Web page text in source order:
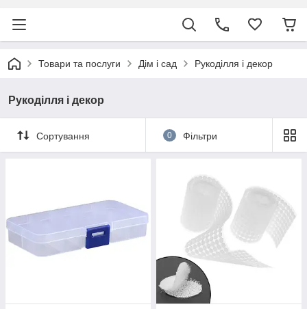
Товари та послуги Дім і сад Рукоділля і декор
Рукоділля і декор
Сортування 0 Фільтри